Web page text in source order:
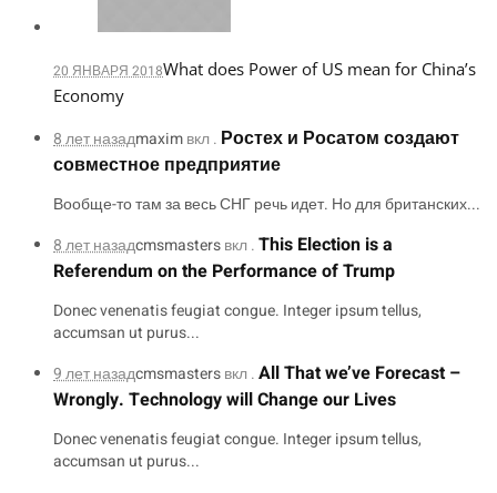
20 ЯНВАРЯ 2018What does Power of US mean for China’s
Economy
8 лет назадmaximвкл . Ростех и Росатом создают
совместное предприятие
Вообще-то там за весь СНГ речь идет. Но для британских...
8 лет назадcmsmastersвкл .This Election is a
Referendum on the Performance of Trump
Donec venenatis feugiat congue. Integer ipsum tellus,
accumsan ut purus...
9 лет назадcmsmastersвкл .All That we’ve Forecast –
Wrongly. Technology will Change our Lives
Donec venenatis feugiat congue. Integer ipsum tellus,
accumsan ut purus...